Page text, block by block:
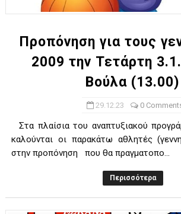
Προπόνηση για τους
2009 την Τετάρτη
Βούλα (13.00)
29.12.23 0
Στα πλαίσια του αναπτυξιακού
καλούνται οι παρακάτω αθλητές
στην προπόνηση που θα πραγματοπο...
Περισσότερα